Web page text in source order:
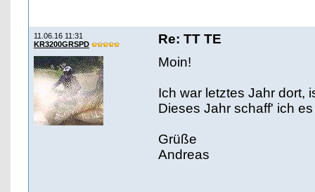
11.06.16 11:31
KR3200GRSPD
Re: TT TE
Moin!
Ich war letztes Jahr dort,
Dieses Jahr schaff' ich
Grüße
Andreas